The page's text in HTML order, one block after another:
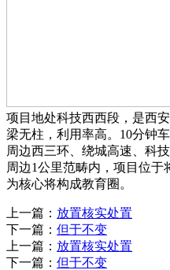
项目地处科技西西段，是西
梁无柱，利用率高。10分钟
周边西三环、绕城高速、科
周边1公里范畴内，项目位于
为核心将构成教育圈。
上一篇： 放置核实处置
下一篇： 但于不变
上一篇： 放置核实处置
下一篇： 但于不变